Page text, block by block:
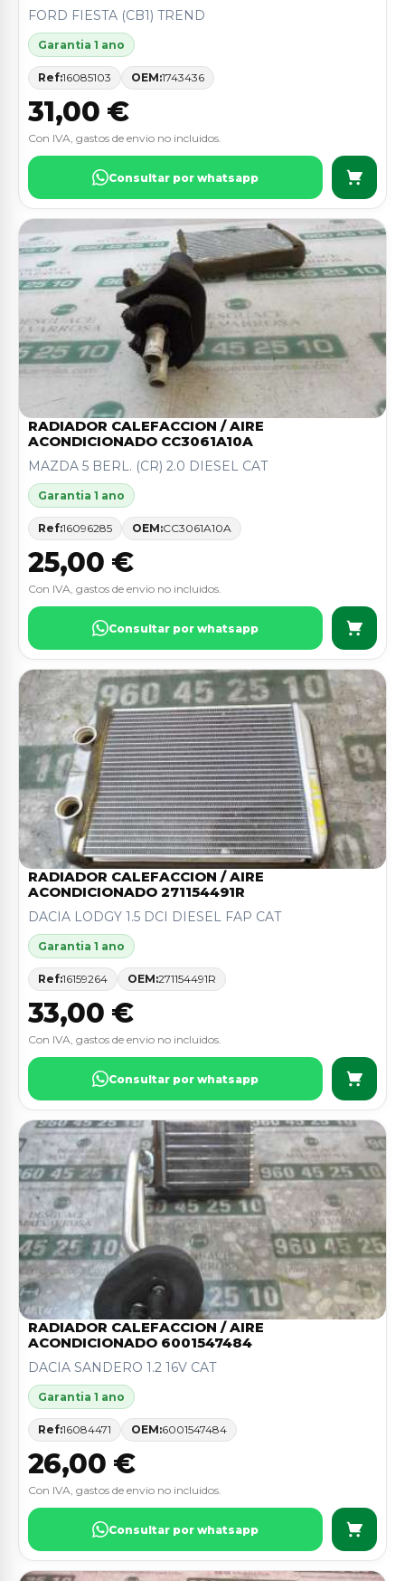
FORD FIESTA (CB1) TREND
Garantia 1 ano
Ref:16085103 OEM:1743436
31,00 €
Con IVA, gastos de envio no incluidos.
Consultar por whatsapp
RADIADOR CALEFACCION / AIRE
ACONDICIONADO CC3061A10A
MAZDA 5 BERL. (CR) 2.0 DIESEL CAT
Garantia 1 ano
Ref:16096285 OEM:CC3061A10A
25,00 €
Con IVA, gastos de envio no incluidos.
Consultar por whatsapp
RADIADOR CALEFACCION / AIRE
ACONDICIONADO 271154491R
DACIA LODGY 1.5 DCI DIESEL FAP CAT
Garantia 1 ano
Ref:16159264 OEM:271154491R
33,00 €
Con IVA, gastos de envio no incluidos.
Consultar por whatsapp
RADIADOR CALEFACCION / AIRE
ACONDICIONADO 6001547484
DACIA SANDERO 1.2 16V CAT
Garantia 1 ano
Ref:16084471 OEM:6001547484
26,00 €
Con IVA, gastos de envio no incluidos.
Consultar por whatsapp